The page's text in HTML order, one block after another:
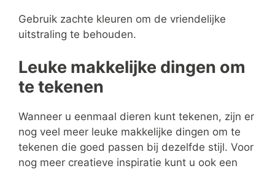
Gebruik zachte kleuren om de vriendelijke
uitstraling te behouden.
Leuke makkelijke dingen om
te tekenen
Wanneer u eenmaal dieren kunt tekenen, zijn er
nog veel meer leuke makkelijke dingen om te
tekenen die goed passen bij dezelfde stijl. Voor
nog meer creatieve inspiratie kunt u ook een